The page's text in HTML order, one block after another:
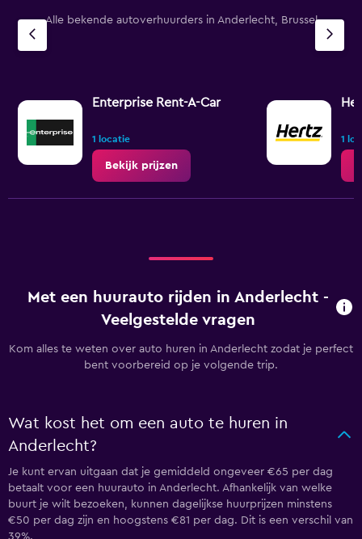
Alle bekende autoverhuurders in Anderlecht, Brussel
Enterprise Rent-A-Car
1 locatie
Bekijk prijzen
1
Met een huurauto rijden in Anderlecht -
Veelgestelde vragen
Kom alles te weten over auto huren in Anderlecht zodat je perfect
bent voorbereid op je volgende trip.
Wat kost het om een auto te huren in
Anderlecht?
Je kunt ervan uitgaan dat je gemiddeld ongeveer €65 per dag
betaalt voor een huurauto in Anderlecht. Afhankelijk van welke
buurt je wilt bezoeken, kunnen dagelijkse huurprijzen minstens
€50 per dag zijn en hoogstens €81 per dag. Dit is een verschil van
39%.